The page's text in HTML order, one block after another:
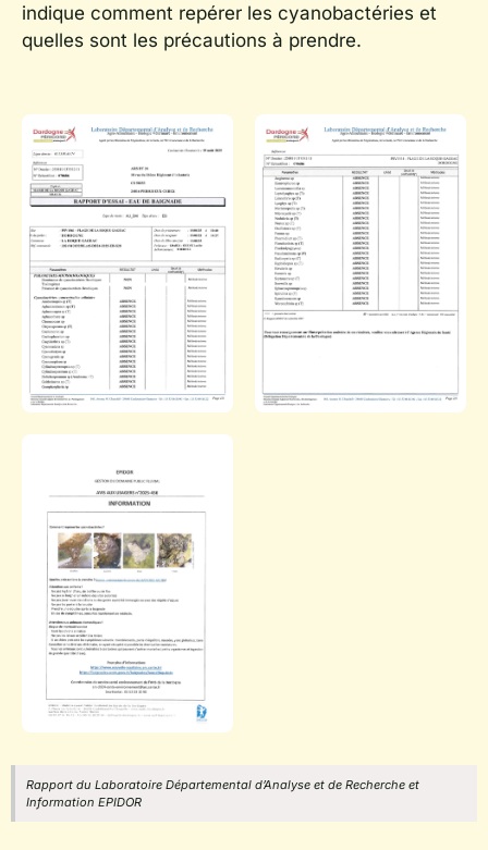
indique comment repérer les cyanobactéries et
quelles sont les précautions à prendre.
Rapport du Laboratoire Départemental d’Analyse et de Recherche et
Information EPIDOR